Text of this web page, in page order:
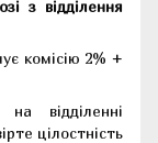
з відділення
комісію 2% +
відділенні
цілостність